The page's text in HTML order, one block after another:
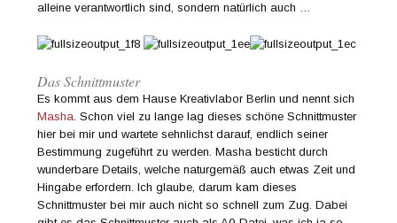
alleine verantwortlich sind, sondern natürlich auch …
Das Schnittmuster
Es kommt aus dem Hause Kreativlabor Berlin und nennt sich
Masha. Schon viel zu lange lag dieses schöne Schnittmuster
hier bei mir und wartete sehnlichst darauf, endlich seiner
Bestimmung zugeführt zu werden. Masha besticht durch
wunderbare Details, welche naturgemäß auch etwas Zeit und
Hingabe erfordern. Ich glaube, darum kam dieses
Schnittmuster bei mir auch nicht so schnell zum Zug. Dabei